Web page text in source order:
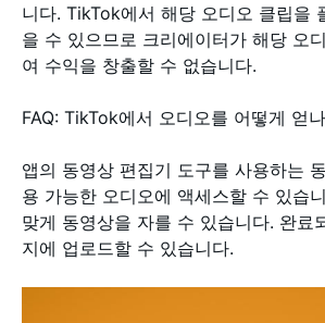
니다. TikTok에서 해당 오디오 클립을
을 수 있으므로 크리에이터가 해당 오
여 수익을 창출할 수 없습니다.
FAQ: TikTok에서 오디오를 어떻게 얻
앱의 동영상 편집기 도구를 사용하는
용 가능한 오디오에 액세스할 수 있습
맞게 동영상을 자를 수 있습니다. 완료
지에 업로드할 수 있습니다.